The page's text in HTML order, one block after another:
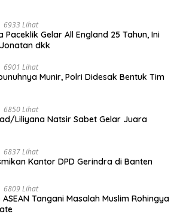
6933 Lihat
Paceklik Gelar All England 25 Tahun, Ini
dkk
6901 Lihat
Munir, Polri Didesak Bentuk Tim
6850 Lihat
Liliyana Natsir Sabet Gelar Juara
6837 Lihat
Kantor DPD Gerindra di Banten
6809 Lihat
Tangani Masalah Muslim Rohingya